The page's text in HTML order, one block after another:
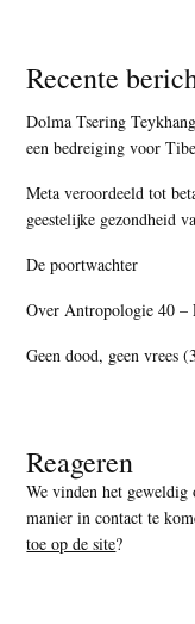
Recente
Dolma Tsering
een bedreiging voor
Meta veroordeeld tot
geestelijke gezondheid
De poortwachter
Over Antropologie 40 –
Geen dood, geen vrees
Reageren
We vinden het
manier in contact te
toe op de site?